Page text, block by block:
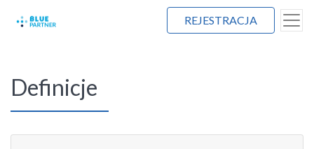
REJESTRACJA
Definicje